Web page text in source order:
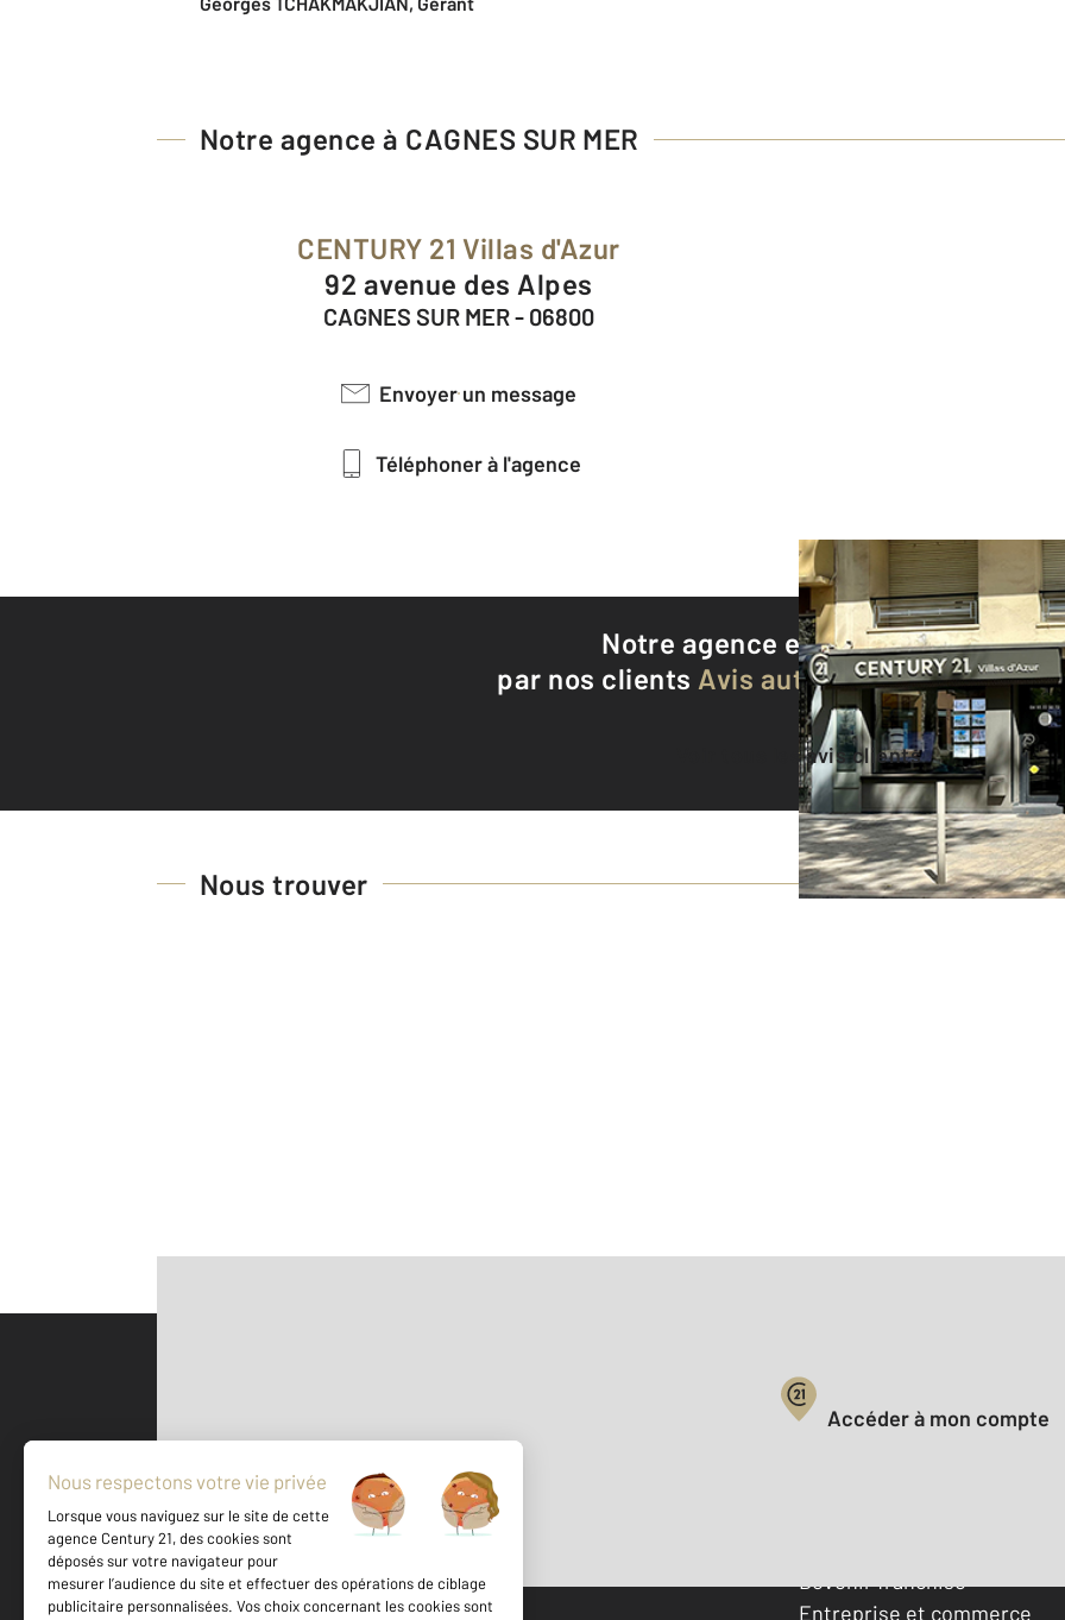
Notre agence à CAGNES SUR MER
CENTURY 21 Villas d'Azur
92 avenue des Alpes
CAGNES SUR MER - 06800
Envoyer un message
Téléphoner à l'agence
Notre agence est notée9,3/10
par nos clients Avis authentifiés par
Voir tous les avis clients
Nous trouver
500 m Mappy
Accéder à mon compte
Devenir franchisé
Entreprise et commerce